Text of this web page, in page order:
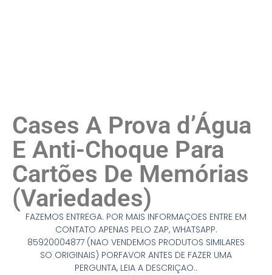
Cases A Prova d’Água
E Anti-Choque Para
Cartões De Memórias
(Variedades)
FAZEMOS ENTREGA. POR MAIS INFORMAÇOES ENTRE EM
CONTATO APENAS PELO ZAP, WHATSAPP.
85920004877 (NAO VENDEMOS PRODUTOS SIMILARES
SO ORIGINAIS) PORFAVOR ANTES DE FAZER UMA
PERGUNTA, LEIA A DESCRIÇAO..